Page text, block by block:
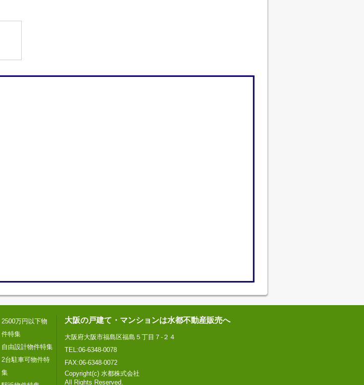
2500万円以下物
件特集
自由設計物件特集
2台駐車可物件特
集
大阪の戸建て・マンションは水都不動産販売へ
大阪府大阪市福島区福島５丁目７-２４
TEL:06-6348-0078
FAX:06-6348-0072
Copyright(c) 水都株式会社
All Rights Reserved.